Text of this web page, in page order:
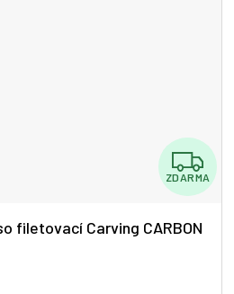
Z
D
ZDARMA
filetovací Carving CARBON